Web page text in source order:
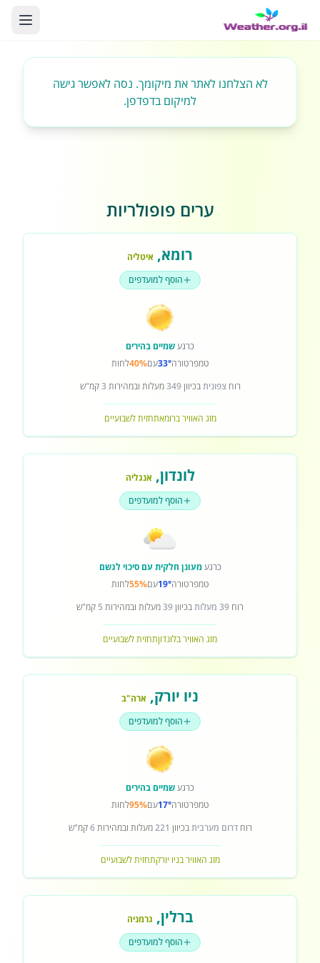
לא הצלחנו לאתר את מיקומך. נסה לאפשר גישה
למיקום בדפדפן.
ערים פופולריות
רומא, איטליה
הוסף למועדפים
כרגעשמיים בהירים
טמפרטורה33°עם40%לחות
רוחצפוניתבכיוון349מעלות ובמהירות 3קמ"ש
מזג האוויר ברומאתחזית לשבועיים
לונדון, אנגליה
הוסף למועדפים
כרגעמעונן חלקית עם סיכוי לגשם
טמפרטורה19°עם55%לחות
רוח 39 מעלות בכיוון39מעלות ובמהירות 5 קמ"ש
מזג האוויר בלונדוןתחזית לשבועיים
ניו יורק, ארה"ב
הוסף למועדפים
כרגעשמיים בהירים
טמפרטורה17°עם95%לחות
רוחדרום מערביתבכיוון 221מעלות ובמהירות6קמ"ש
מזג האוויר בניו יורקתחזית לשבועיים
ברלין, גרמניה
הוסף למועדפים